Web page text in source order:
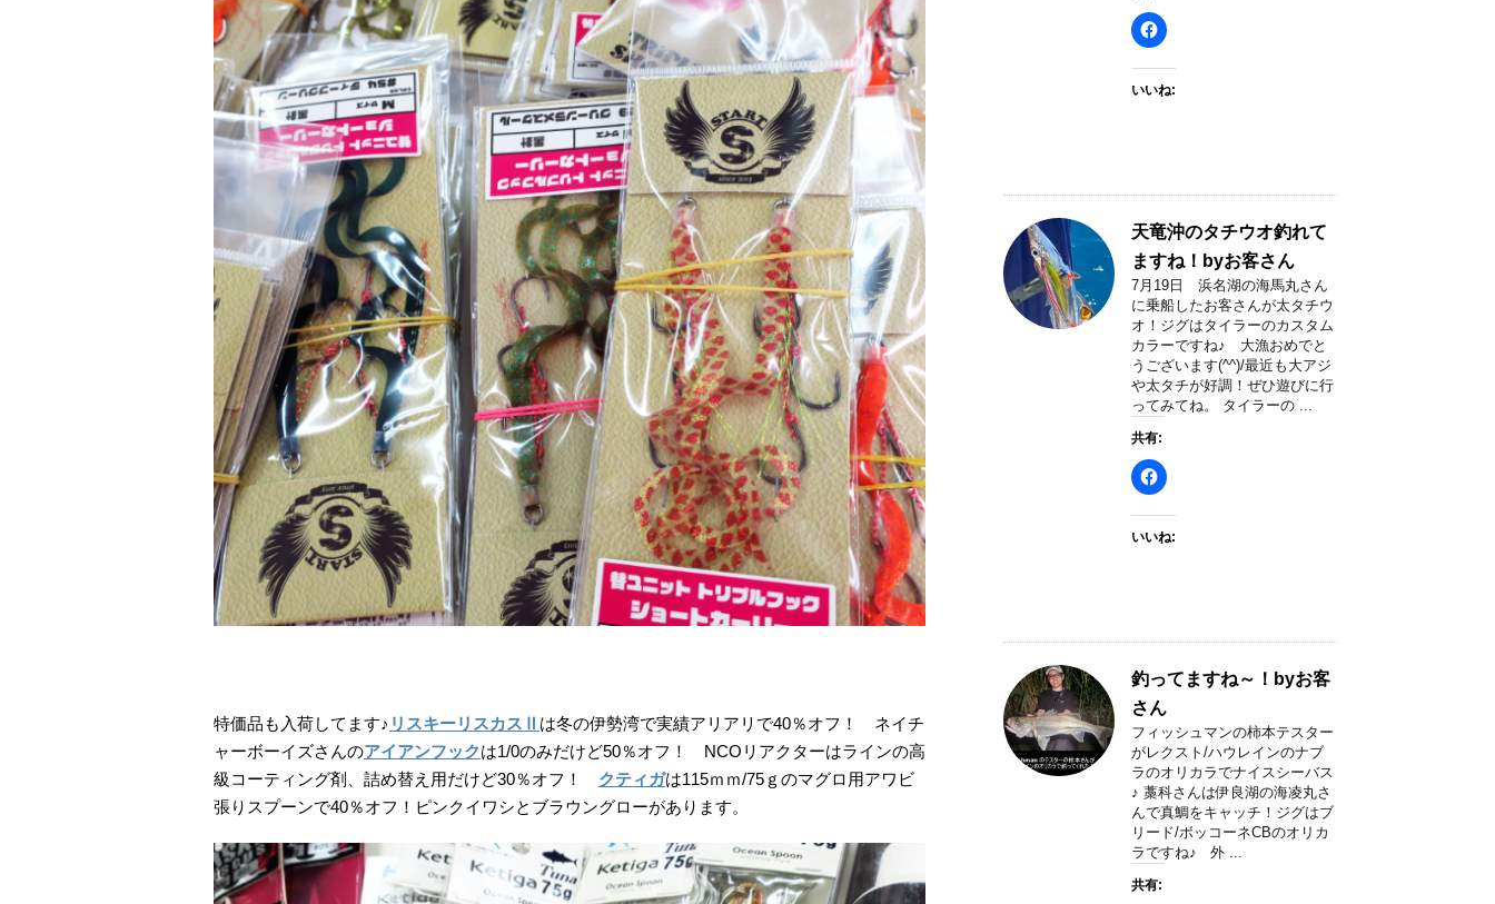
特価品も入荷してます♪ リスキーリスカスⅡ は冬の伊勢湾で実績アリアリで40％オフ！ ネイチ
ャーボーイズさんのアイアンフックは1/0のみだけど50％オフ！ NCOリアクターはラインの高
級コーティング剤、詰め替え用だけど30％オフ！ クティガは115ｍｍ/75ｇのマグロ用アワビ
張りスプーンで40％オフ！ピンクイワシとブラウングローがあります。
いいね:
天竜沖のタチウオ釣れて
ますね！byお客さん
7月19日 浜名湖の海馬丸さん
に乗船したお客さんが太タチウ
オ！ジグはタイラーのカスタム
カラーですね♪ 大漁おめでと
うございます(^^)/最近も大アジ
や太タチが好調！ぜひ遊びに行
ってみてね。 タイラーの ...
共有:
いいね:
釣ってますね～！byお客
さん
フィッシュマンの柿本テスター
がレクスト/ハウレインのナブ
ラのオリカラでナイスシーバス
♪ 藁科さんは伊良湖の海凌丸さ
んで真鯛をキャッチ！ジグはブ
リード/ボッコーネCBのオリカ
ラですね♪ 外 ...
共有: